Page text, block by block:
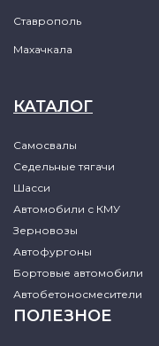
Ставрополь
Махачкала
КАТАЛОГ
Самосвалы
Седельные тягачи
Шасси
Автомобили с КМУ
Зерновозы
Автофургоны
Бортовые автомобили
Автобетоносмесители
ПОЛЕЗНОЕ